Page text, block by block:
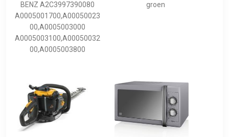
BENZ A2C3997390080
A0005001700,A00050023
00,A0005003000
A0005003100,A00050032
00,A0005003800
groen